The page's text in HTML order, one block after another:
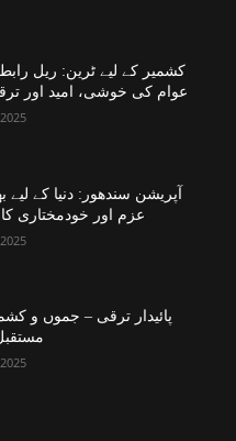
کشمیر کے لیے ٹرین: ریل
عوام کی خوشی، امید اور
آپریشن سندھور: دنیا کے لیے
عزم اور خودمختاری
پائیدار ترقی – جموں و